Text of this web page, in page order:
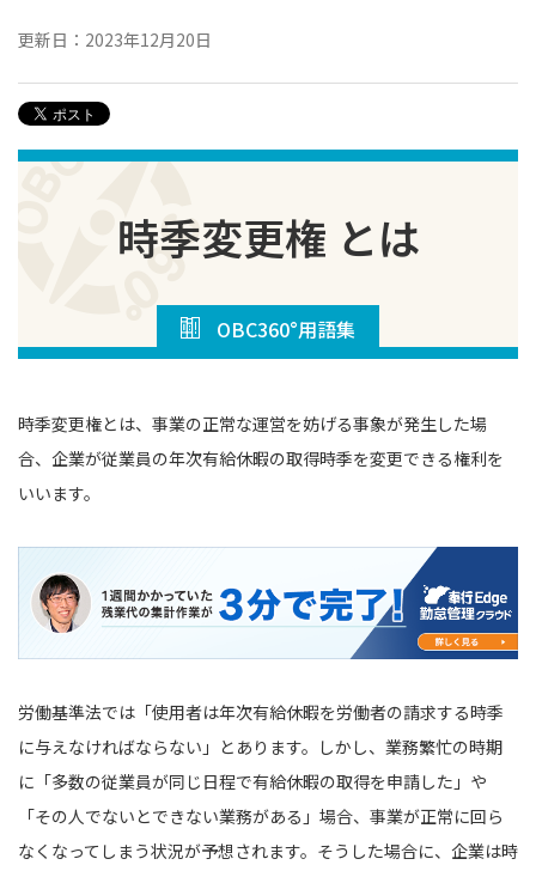
更新日：2023年12月20日
時季変更権 とは
OBC360°用語集
時季変更権とは、事業の正常な運営を妨げる事象が発生した場
合、企業が従業員の年次有給休暇の取得時季を変更できる権利を
いいます。
労働基準法では「使用者は年次有給休暇を労働者の請求する時季
に与えなければならない」とあります。しかし、業務繁忙の時期
に「多数の従業員が同じ日程で有給休暇の取得を申請した」や
「その人でないとできない業務がある」場合、事業が正常に回ら
なくなってしまう状況が予想されます。そうした場合に、企業は時